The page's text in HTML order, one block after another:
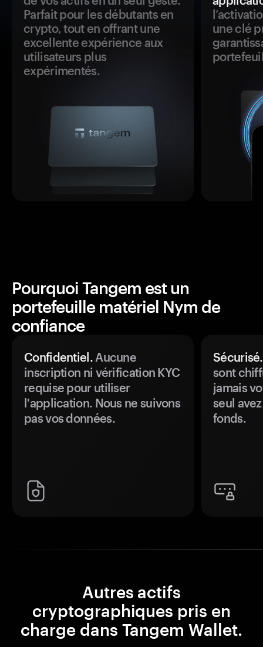
Parfait pour les débutants en
crypto, tout en offrant une
excellente expérience aux
utilisateurs plus
expérimentés.
une clé
Pourquoi Tangem est un
portefeuille matériel Nym de
confiance
Confidentiel.Aucune
inscription ni vérification KYC
requise pour utiliser
l'application. Nous ne suivons
pas vos données.
Sécurisé.
sont
jamais
seul
fonds.
Autres actifs
cryptographiques pris en
charge dans Tangem Wallet.